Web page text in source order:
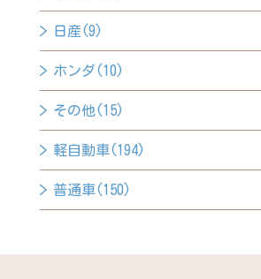
日産(9)
ホンダ(10)
その他(15)
軽自動車(194)
普通車(150)